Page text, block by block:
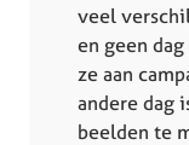
veel
en geen
ze aan
andere dag
beelden te